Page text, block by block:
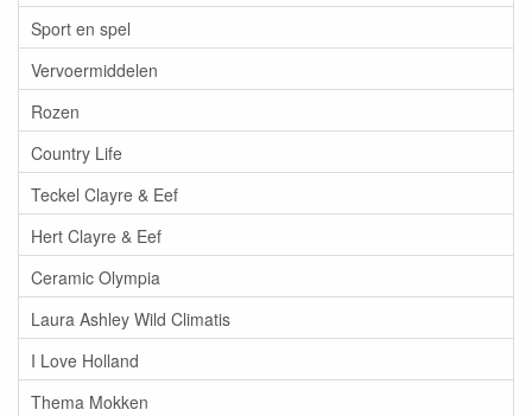
Sport en spel
Vervoermiddelen
Rozen
Country Life
Teckel Clayre & Eef
Hert Clayre & Eef
Ceramic Olympia
Laura Ashley Wild Climatis
I Love Holland
Thema Mokken